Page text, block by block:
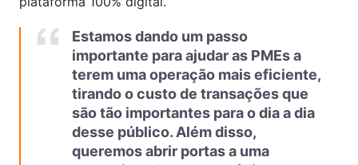
Estamos dando um passo
importante para ajudar as PMEs a
terem uma operação mais eficiente,
tirando o custo de transações que
são tão importantes para o dia a dia
desse público. Além disso,
queremos abrir portas a uma